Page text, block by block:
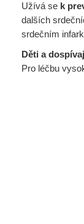
Užívá se k
dalších
srdečním
Děti a
Pro léčbu